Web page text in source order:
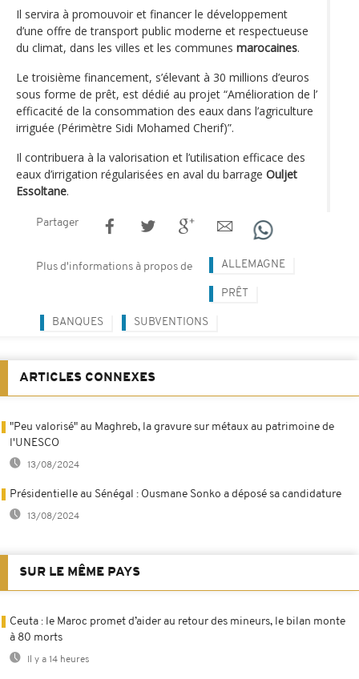
Il servira à promouvoir et financer le développement
d’une offre de transport public moderne et respectueuse
du climat, dans les villes et les communes marocaines.
Le troisième financement, s’élevant à 30 millions d’euros
sous forme de prêt, est dédié au projet “Amélioration de l’
efficacité de la consommation des eaux dans l’agriculture
irriguée (Périmètre Sidi Mohamed Cherif)”.
Il contribuera à la valorisation et l’utilisation efficace des
eaux d’irrigation régularisées en aval du barrage Ouljet
Essoltane.
Partager
Plus d'informations à propos de ALLEMAGNE
PRÊT
BANQUES SUBVENTIONS
ARTICLES CONNEXES
"Peu valorisé" au Maghreb, la gravure sur métaux au patrimoine de
l'UNESCO
13/08/2024
Présidentielle au Sénégal : Ousmane Sonko a déposé sa candidature
13/08/2024
SUR LE MÊME PAYS
Ceuta : le Maroc promet d’aider au retour des mineurs, le bilan monte
à 80 morts
Il y a 14 heures